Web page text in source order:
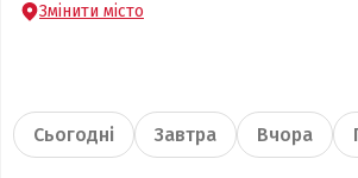
Змінити місто
Сьогодні Завтра Вчора